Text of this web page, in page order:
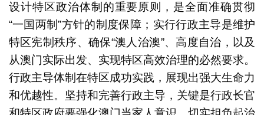
设计特区政治体制的重要原则，是全面准确贯彻
“一国两制”方针的制度保障；实行行政主导是维护
特区宪制秩序、确保“澳人治澳”、高度自治，以及
从澳门实际出发、实现特区高效治理的必然要求。
行政主导体制在特区成功实践，展现出强大生命力
和优越性。坚持和完善行政主导，关键是行政长官